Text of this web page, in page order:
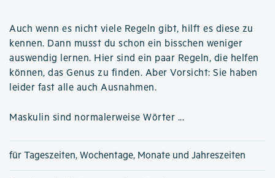
Auch wenn es nicht viele Regeln gibt, hilft es diese zu
kennen. Dann musst du schon ein bisschen weniger
auswendig lernen. Hier sind ein paar Regeln, die helfen
können, das Genus zu finden. Aber Vorsicht: Sie haben
leider fast alle auch Ausnahmen.
Maskulin sind normalerweise Wörter ...
für Tageszeiten, Wochentage, Monate und Jahreszeiten